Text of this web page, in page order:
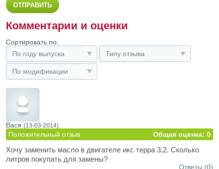
Комментарии и оценки
Сортировать по:
По году выпуска
Типу отзыва
По модификации
Вася (13-03-2014)
Положительный отзыв Общая оценка: 0
Хочу заменить масло в двигателе икс терра 3,2. Сколько
литров покупать для замены?
Ответы (0)